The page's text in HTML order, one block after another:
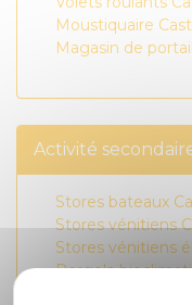
Moustiquaire
Magasin de
Activité
Stores bateaux
Stores vénitiens
Stores vénitiens
Pergola